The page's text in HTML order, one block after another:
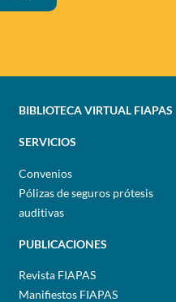
BIBLIOTECA VIRTUAL FIAPAS
SERVICIOS
Convenios
Pólizas de seguros prótesis
auditivas
PUBLICACIONES
Revista FIAPAS
Manifiestos FIAPAS